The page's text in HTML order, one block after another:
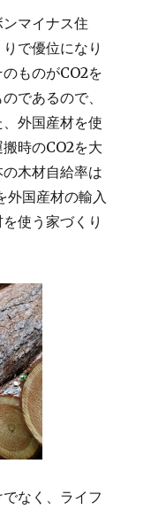
マイナス住
で優位になり
ものがCO2を
であるので、
外国産材を使
時のCO2を大
木材自給率は
外国産材の輸入
使う家づくり
なく、ライフ